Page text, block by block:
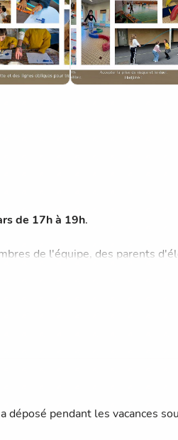
de 17h à 19h.
de l'équipe, des parents
!
déposé pendant les vacances